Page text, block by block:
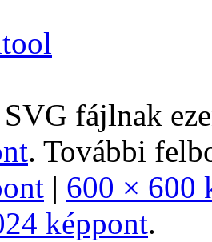
fájlnak
. További
| 600 × 600
képpont.